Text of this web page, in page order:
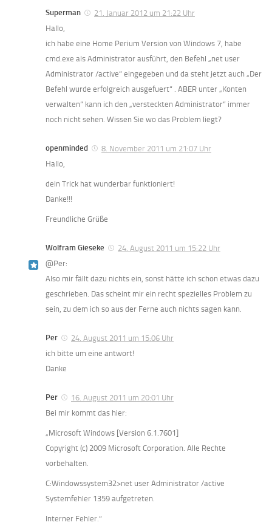
Superman
21. Januar 2012 um 21:22 Uhr
Hallo,
ich habe eine Home Perium Version von Windows 7, habe
cmd.exe als Administrator ausführt, den Befehl „net user
Administrator /active“ eingegeben und da steht jetzt auch „Der
Befehl wurde erfolgreich ausgefuert“ . ABER unter „Konten
verwalten“ kann ich den „versteckten Administrator“ immer
noch nicht sehen. Wissen Sie wo das Problem liegt?
openminded
8. November 2011 um 21:07 Uhr
Hallo,
dein Trick hat wunderbar funktioniert!
Danke!!!
Freundliche Grüße
Wolfram Gieseke
24. August 2011 um 15:22 Uhr
@Per:
Also mir fällt dazu nichts ein, sonst hätte ich schon etwas dazu
geschrieben. Das scheint mir ein recht spezielles Problem zu
sein, zu dem ich so aus der Ferne auch nichts sagen kann.
Per
24. August 2011 um 15:06 Uhr
ich bitte um eine antwort!
Danke
Per
16. August 2011 um 20:01 Uhr
Bei mir kommt das hier:
„Microsoft Windows [Version 6.1.7601]
Copyright (c) 2009 Microsoft Corporation. Alle Rechte
vorbehalten.
C:Windowssystem32>net user Administrator /active
Systemfehler 1359 aufgetreten.
Interner Fehler.“